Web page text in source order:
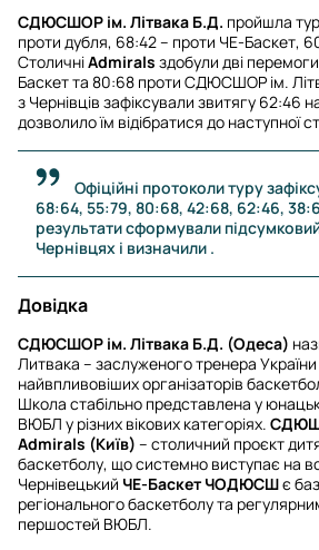
СДЮСШОР ім. Літвака Б.Д. пройшла
проти дубля, 68:42 – проти ЧЕ-Баскет,
СтоличніAdmirals здобули дві
Баскет та 80:68 проти СДЮСШОР ім.
з Чернівців зафіксували звитягу 62:46
дозволило їм відібратися до наступної
Офіційні протоколи туру
68:64, 55:79, 80:68, 42:68, 62:46,
результати сформували
Чернівцях і визначили .
Довідка
СДЮСШОР ім. Літвака Б.Д. (Одеса)
Литвака – заслуженого тренера
найвпливовіших організаторів
Школа стабільно представлена у
ВЮБЛ у різних вікових категоріях.
Admirals (Київ) – столичний проєкт
баскетболу, що системно виступає на
Чернівецький ЧЕ-Баскет ЧОДЮСШє
регіонального баскетболу та
першостей ВЮБЛ.